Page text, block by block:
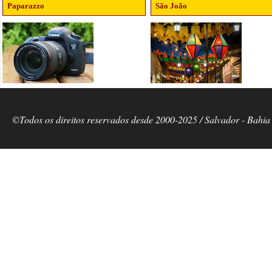
Paparazzo São João
©Todos os direitos reservados desde 2000-2025 / Salvador -